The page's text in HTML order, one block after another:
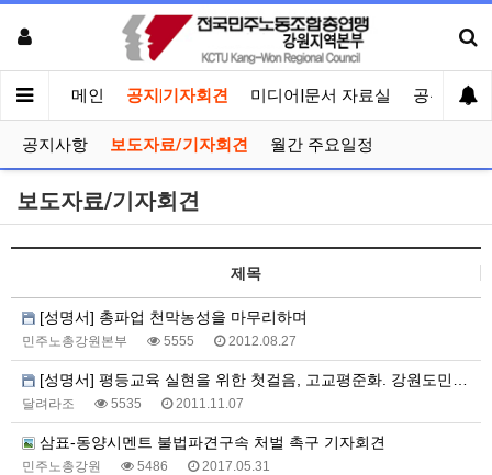
메인 공지|기자회견 미디어|문서 자료실 공유게시
공지사항 보도자료/기자회견 월간 주요일정
보도자료/기자회견
제목
[성명서] 총파업 천막농성을 마무리하며
민주노총강원본부 5555 2012.08.27
[성명서] 평등교육 실현을 위한 첫걸음, 고교평준화. 강원도민의 뜻이다
달려라조 5535 2011.11.07
삼표-동양시멘트 불법파견구속 처벌 촉구 기자회견
민주노총강원 5486 2017.05.31